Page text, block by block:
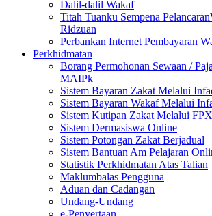
Dalil-dalil Wakaf
Titah Tuanku Sempena
Ridzuan
Perbankan Internet Pembayaran
Perkhidmatan
Borang Permohonan Sewaan /
MAIPk
Sistem Bayaran Zakat Melalui
Sistem Bayaran Wakaf Melalui
Sistem Kutipan Zakat Melalui FPX
Sistem Dermasiswa Online
Sistem Potongan Zakat Berjadual
Sistem Bantuan Am Pelajaran
Statistik Perkhidmatan Atas Talian
Maklumbalas Pengguna
Aduan dan Cadangan
Undang-Undang
e-Penyertaan